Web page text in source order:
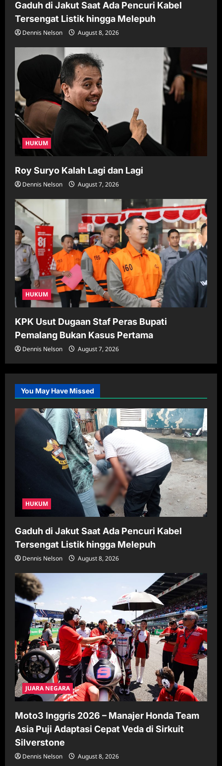
Gaduh di Jakut Saat Ada Pencuri Kabel
Tersengat Listik hingga Melepuh
Dennis Nelson August 8, 2026
HUKUM
Roy Suryo Kalah Lagi dan Lagi
Dennis Nelson August 7, 2026
HUKUM
KPK Usut Dugaan Staf Peras Bupati
Pemalang Bukan Kasus Pertama
Dennis Nelson August 7, 2026
You May Have Missed
HUKUM
Gaduh di Jakut Saat Ada Pencuri Kabel
Tersengat Listik hingga Melepuh
Dennis Nelson August 8, 2026
JUARA NEGARA
Moto3 Inggris 2026 – Manajer Honda Team
Asia Puji Adaptasi Cepat Veda di Sirkuit
Silverstone
Dennis Nelson August 8, 2026